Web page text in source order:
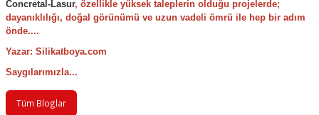
Concretal-Lasur, özellikle yüksek taleplerin olduğu projelerde;
dayanıklılığı, doğal görünümü ve uzun vadeli ömrü ile hep bir adım
önde....
Yazar: Silikatboya.com
Saygılarımızla...
Tüm Bloglar